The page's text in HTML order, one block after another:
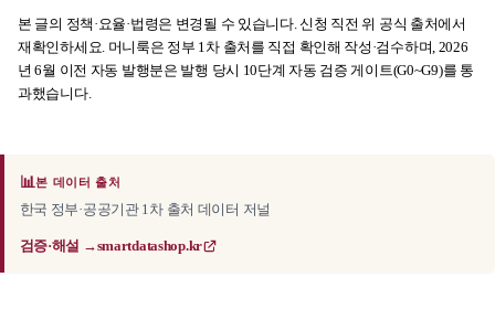
본 글의 정책·요율·법령은 변경될 수 있습니다. 신청 직전 위 공식 출처에서
재확인하세요. 머니룩은 정부 1차 출처를 직접 확인해 작성·검수하며, 2026
년 6월 이전 자동 발행분은 발행 당시 10단계 자동 검증 게이트(G0~G9)를 통
과했습니다.
📊본 데이터 출처
한국 정부·공공기관 1차 출처 데이터 저널
검증·해설 →smartdatashop.kr